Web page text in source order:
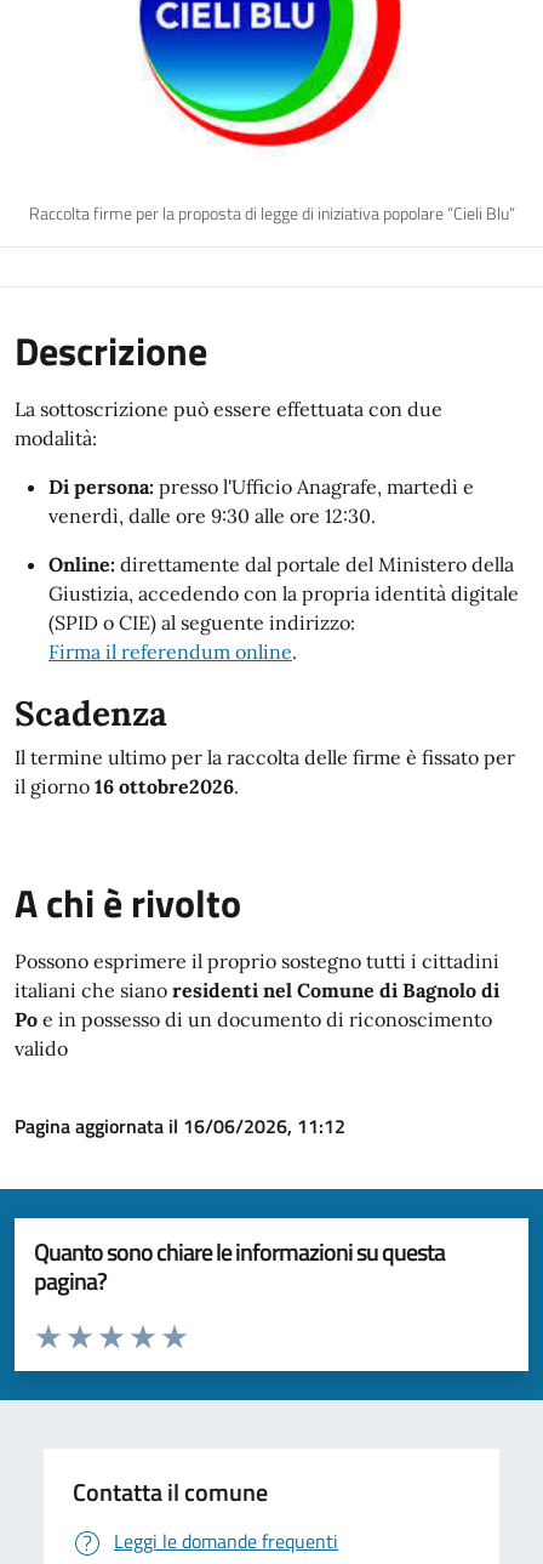
Raccolta firme per la proposta di legge di iniziativa popolare “Cieli Blu”
Descrizione
La sottoscrizione può essere effettuata con due
modalità:
Di persona: presso l'Ufficio Anagrafe, martedì e
venerdì, dalle ore 9:30 alle ore 12:30.
Online: direttamente dal portale del Ministero della
Giustizia, accedendo con la propria identità digitale
(SPID o CIE) al seguente indirizzo:
Firma il referendum online.
Scadenza
Il termine ultimo per la raccolta delle firme è fissato per
il giorno 16 ottobre2026.
A chi è rivolto
Possono esprimere il proprio sostegno tutti i cittadini
italiani che siano residenti nel Comune di Bagnolo di
Po e in possesso di un documento di riconoscimento
valido
Pagina aggiornata il 16/06/2026, 11:12
Quanto sono chiare le informazioni su questa
pagina?
Valuta da 1 a 5 stelle la pagina
Valuta 5 stelle su 5
Valuta 4 stelle su 5
Valuta 3 stelle su 5
Valuta 2 stelle su 5
Valuta 1 stelle su 5
Contatta il comune
Leggi le domande frequenti